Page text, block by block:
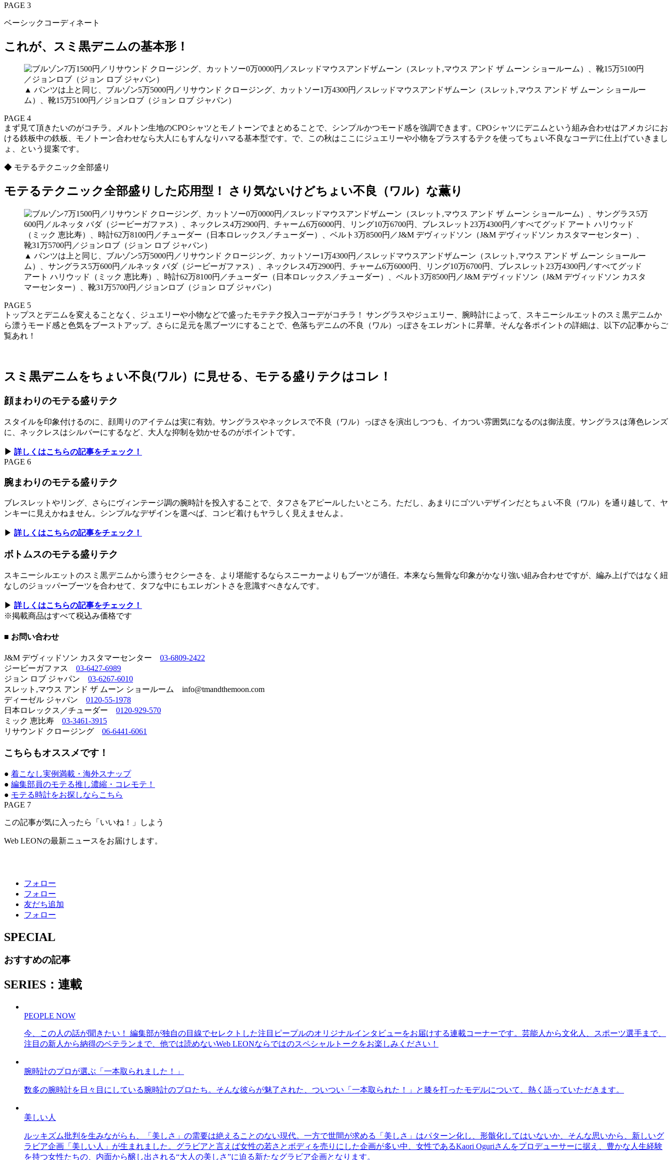
PAGE 3
ベーシックコーディネート
これが、スミ黒デニムの基本形！
▲ パンツは上と同じ、ブルゾン5万5000円／リサウンド クロージング、カットソー1万4300円／スレッドマウスアンドザムーン（スレット,マウス アンド ザ ムーン ショールー
ム）、靴15万5100円／ジョンロブ（ジョン ロブ ジャパン）
PAGE 4
まず見て頂きたいのがコチラ。メルトン生地のCPOシャツとモノトーンでまとめることで、シンプルかつモード感を強調できます。CPOシャツにデニムという組み合わせはアメカジにお
ける鉄板中の鉄板、モノトーン合わせなら大人にもすんなりハマる基本型です。で、この秋はここにジュエリーや小物をプラスするテクを使ってちょい不良なコーデに仕上げていきまし
ょ、という提案です。
◆ モテるテクニック全部盛り
モテるテクニック全部盛りした応用型！ さり気ないけどちょい不良（ワル）な薫り
▲ パンツは上と同じ、ブルゾン5万5000円／リサウンド クロージング、カットソー1万4300円／スレッドマウスアンドザムーン（スレット,マウス アンド ザ ムーン ショールー
ム）、サングラス5万600円／ルネッタ バダ（ジービーガファス）、ネックレス4万2900円、チャーム6万6000円、リング10万6700円、ブレスレット23万4300円／すべてグッド
アート ハリウッド（ミック 恵比寿）、時計62万8100円／チューダー（日本ロレックス／チューダー）、ベルト3万8500円／J&M デヴィッドソン（J&M デヴィッドソン カスタ
マーセンター）、靴31万5700円／ジョンロブ（ジョン ロブ ジャパン）
PAGE 5
トップスとデニムを変えることなく、ジュエリーや小物などで盛ったモテテク投入コーデがコチラ！ サングラスやジュエリー、腕時計によって、スキニーシルエットのスミ黒デニムか
ら漂うモード感と色気をブーストアップ。さらに足元を黒ブーツにすることで、色落ちデニムの不良（ワル）っぽさをエレガントに昇華。そんな各ポイントの詳細は、以下の記事からご
覧あれ！
スミ黒デニムをちょい不良(ワル）に見せる、モテる盛りテクはコレ！
顔まわりのモテる盛りテク
スタイルを印象付けるのに、顔周りのアイテムは実に有効。サングラスやネックレスで不良（ワル）っぽさを演出しつつも、イカつい雰囲気になるのは御法度。サングラスは薄色レンズ
に、ネックレスはシルバーにするなど、大人な抑制を効かせるのがポイントです。
▶︎ 詳しくはこちらの記事をチェック！
PAGE 6
腕まわりのモテる盛りテク
ブレスレットやリング、さらにヴィンテージ調の腕時計を投入することで、タフさをアピールしたいところ。ただし、あまりにゴツいデザインだとちょい不良（ワル）を通り越して、ヤ
ンキーに見えかねません。シンプルなデザインを選べば、コンビ着けもヤラしく見えませんよ。
▶︎ 詳しくはこちらの記事をチェック！
ボトムスのモテる盛りテク
スキニーシルエットのスミ黒デニムから漂うセクシーさを、より堪能するならスニーカーよりもブーツが適任。本来なら無骨な印象がかなり強い組み合わせですが、編み上げではなく紐
なしのジョッパーブーツを合わせて、タフな中にもエレガントさを意識すべきなんです。
▶︎ 詳しくはこちらの記事をチェック！
※掲載商品はすべて税込み価格です
■ お問い合わせ
J&M デヴィッドソン カスタマーセンター 03-6809-2422
ジービーガファス 03-6427-6989
ジョン ロブ ジャパン 03-6267-6010
スレット,マウス アンド ザ ムーン ショールーム info@tmandthemoon.com
ディーゼル ジャパン 0120-55-1978
日本ロレックス／チューダー 0120-929-570
ミック 恵比寿 03-3461-3915
リサウンド クロージング 06-6441-6061
こちらもオススメです！
● 着こなし実例満載・海外スナップ
● 編集部員のモテる推し濃縮・コレモテ！
● モテる時計をお探しならこちら
PAGE 7
この記事が気に入ったら「いいね！」しよう
Web LEONの最新ニュースをお届けします。
フォロー
フォロー
友だち追加
フォロー
SPECIAL
おすすめの記事
SERIES：連載
PEOPLE NOW
今、この人の話が聞きたい！ 編集部が独自の目線でセレクトした注目ピープルのオリジナルインタビューをお届けする連載コーナーです。芸能人から文化人、スポーツ選手まで、
注目の新人から納得のベテランまで、他では読めないWeb LEONならではのスペシャルトークをお楽しみください！
腕時計のプロが選ぶ「一本取られました！」
数多の腕時計を日々目にしている腕時計のプロたち。そんな彼らが魅了された、ついつい「一本取られた！」と膝を打ったモデルについて、熱く語っていただきます。
美しい人
ルッキズム批判を生みながらも、「美しさ」の需要は絶えることのない現代。一方で世間が求める「美しさ」はパターン化し、形骸化してはいないか、そんな思いから、新しいグ
ラビア企画「美しい人」が生まれました。グラビアと言えば女性の若さとボディを売りにした企画が多い中、女性であるKaori Oguriさんをプロデューサーに据え、豊かな人生経験
を持つ女性たちの、内面から醸し出される“大人の美しさ”に迫る新たなグラビア企画となります。